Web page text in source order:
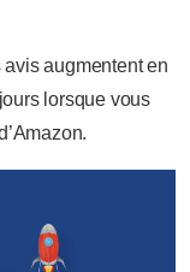
avis augmentent en
lorsque vous